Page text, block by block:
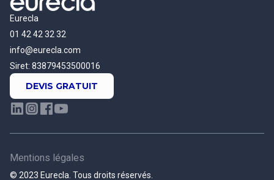
Eurecla
01 42 42 32 32
info@eurecla.com
Siret: 83879453500016
DEVIS GRATUIT
© 2023 Eurecla. Tous droits réservés.
Mentions légales